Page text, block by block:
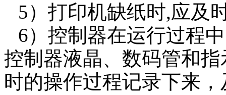
5）打印机缺纸时,应及
6）控制器在运行过程
控制器液晶、数码管和
时的操作过程记录下来